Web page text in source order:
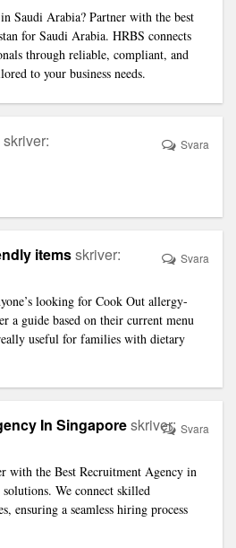
Saudi Arabia? Partner with the best
for Saudi Arabia. HRBS connects
through reliable, compliant, and
to your business needs.
skriver: Svara
itemsskriver:
looking for Cook Out allergy-
a guide based on their current menu
useful for families with dietary
Svara
In Singaporeskriver:
with the Best Recruitment Agency in
We connect skilled
ensuring a seamless hiring process
Svara